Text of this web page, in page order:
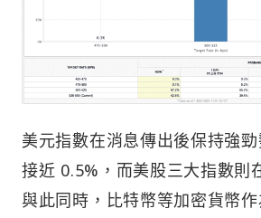
美元指數在消息傳出後保持強
接近 0.5%，而美股三大指數則
與此同時，比特幣等加密貨幣